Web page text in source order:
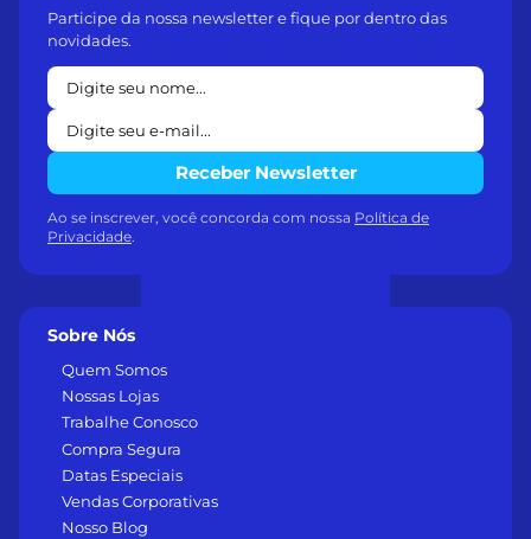
Sobre Nós
Quem Somos
Nossas Lojas
Trabalhe Conosco
Compra Segura
Datas Especiais
Vendas Corporativas
Nosso Blog
Participe da nossa newsletter e fique por dentro das
novidades.
Receber Newsletter
Ao se inscrever, você concorda com nossa Política de
Privacidade.